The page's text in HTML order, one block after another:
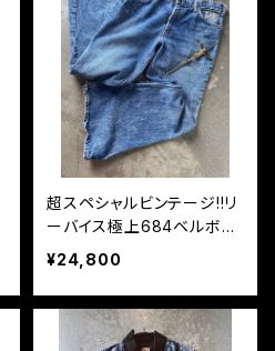
超スペシャルビンテージ!!リ
ーバイス極上684ベルボト
ム!"LSD"カスタムフレアデ
ニム!!XL
¥24,800